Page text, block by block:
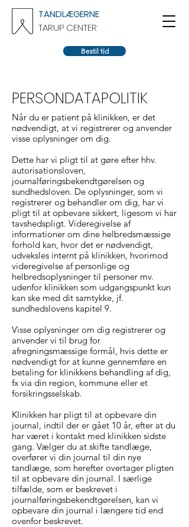
Bestil tid
TANDLÆGERNE
TARUP CENTER
PERSONDATAPOLITIK
Når du er patient på klinikken, er det
nødvendigt, at vi registrerer og anvender
visse oplysninger om dig.
Dette har vi pligt til at gøre efter hhv.
autorisationsloven,
journalføringsbekendtgørelsen og
sundhedsloven. De oplysninger, som vi
registrerer og behandler om dig, har vi
pligt til at opbevare sikkert, ligesom vi har
tavshedspligt. Videregivelse af
informationer om dine helbredsmæssige
forhold kan, hvor det er nødvendigt,
udveksles internt på klinikken, hvorimod
videregivelse af personlige og
helbredsoplysninger til personer mv.
udenfor klinikken som udgangspunkt kun
kan ske med dit samtykke, jf.
sundhedslovens kapitel 9.
Visse oplysninger om dig registrerer og
anvender vi til brug for
afregningsmæssige formål, hvis dette er
nødvendigt for at kunne gennemføre en
betaling for klinikkens behandling af dig,
fx via din region, kommune eller et
forsikringsselskab.
Klinikken har pligt til at opbevare din
journal, indtil der er gået 10 år, efter at du
har været i kontakt med klinikken sidste
gang. Vælger du at skifte tandlæge,
overfører vi din journal til din nye
tandlæge, som herefter overtager pligten
til at opbevare din journal. I særlige
tilfælde, som er beskrevet i
journalføringsbekendtgørelsen, kan vi
opbevare din journal i længere tid end
ovenfor beskrevet.